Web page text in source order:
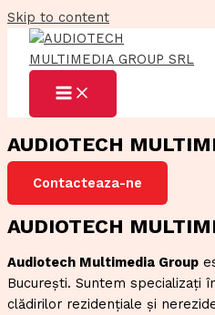
Skip to content
AUDIOTECH
Contacteaza-ne
AUDIOTECH
Audiotech Multimedia Group
București. Suntem specializați
clădirilor rezidențiale și